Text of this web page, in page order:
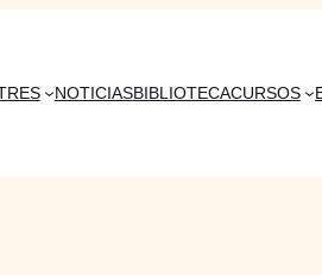
NOTICIASBIBLIOTECACURSOS